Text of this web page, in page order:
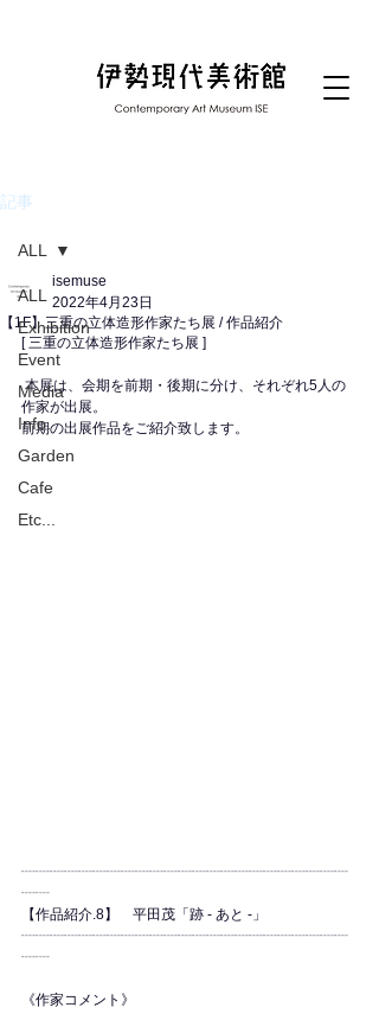
記事
ALL
Exhibition
Event
Media
Info.
Garden
Cafe
Etc...
ALL
【1F】三重の立体造形作家たち展 / 作品紹介
isemuse
2022年4月23日
[ 三重の立体造形作家たち展 ]
本展は、会期を前期・後期に分け、それぞれ5人の
作家が出展。
前期の出展作品をご紹介致します。
┈┈┈┈┈┈┈┈┈┈┈┈┈┈┈┈┈┈┈┈┈┈┈
┈┈
【作品紹介.8】　平田茂「跡 - あと -」
┈┈┈┈┈┈┈┈┈┈┈┈┈┈┈┈┈┈┈┈┈┈┈
┈┈
《作家コメント》